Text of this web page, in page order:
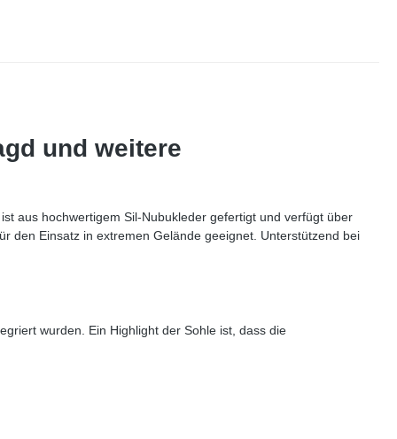
und weitere
aus hochwertigem Sil-Nubukleder gefertigt und verfügt über
den Einsatz in extremen Gelände geeignet. Unterstützend bei
wurden. Ein Highlight der Sohle ist, dass die